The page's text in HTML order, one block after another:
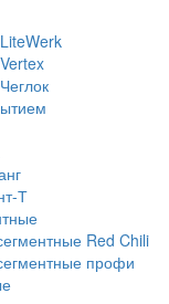
Т
Red Chili
профи